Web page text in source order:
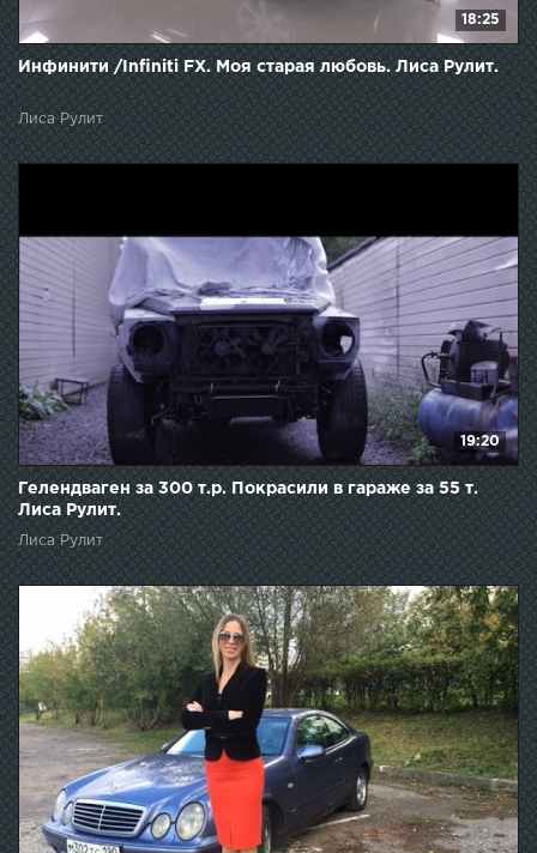
18:25
Инфинити /Infiniti FX. Моя старая любовь. Лиса Рулит.
Лиса Рулит
19:20
Гелендваген за 300 т.р. Покрасили в гараже за 55 т.
Лиса Рулит.
Лиса Рулит